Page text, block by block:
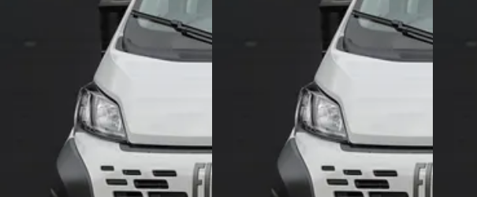
2024 · 10 km · Diesel · Handgeschakeld
Russcher Auto's· Staphorst
Bekijk aanbieding →
2024 · 11 km · Diesel · Handgeschakeld
Russcher Auto's· Staphorst
Bekijk aanbieding →